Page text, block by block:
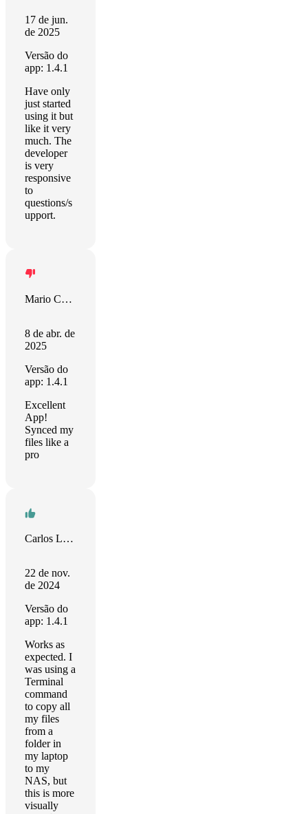
17 de jun.
de 2025
Versão do
app: 1.4.1
Have only
just started
using it but
like it very
much. The
developer
is very
responsive
to
questions/s
upport.
Mario Celso Jr
8 de abr. de
2025
Versão do
app: 1.4.1
Excellent
App!
Synced my
files like a
pro
Carlos Leger
22 de nov.
de 2024
Versão do
app: 1.4.1
Works as
expected. I
was using a
Terminal
command
to copy all
my files
from a
folder in
my laptop
to my
NAS, but
this is more
visually